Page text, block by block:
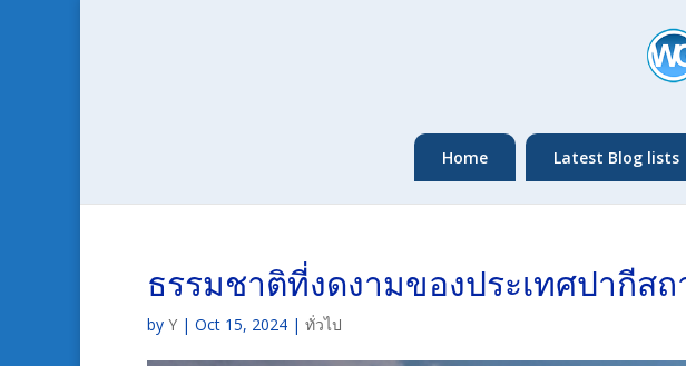
Home Latest Blog lists
ธรรมชาติที่งดงามของประเทศปากีส
by Y | Oct 15, 2024 | ทั่วไป